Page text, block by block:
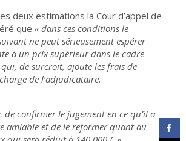
deux estimations la Cour d’appel de
que « dans ces conditions le
ne peut sérieusement espérer
à un prix supérieur dans le cadre
de surcroit, ajoute les frais de
de l’adjudicataire.
de confirmer le jugement en ce qu’il a
amiable et de le reformer quant au